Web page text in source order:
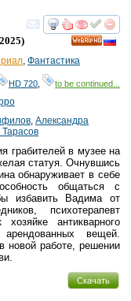
смотреть
Фантастика
HD 720 to be continued...
Александра
грабителей в музее на
статуя. Очнувшись
обнаруживает в себе
общаться с
избавить Вадима от
психотерапевт
антикварного
вещей.
новой работе, решении
Скачать